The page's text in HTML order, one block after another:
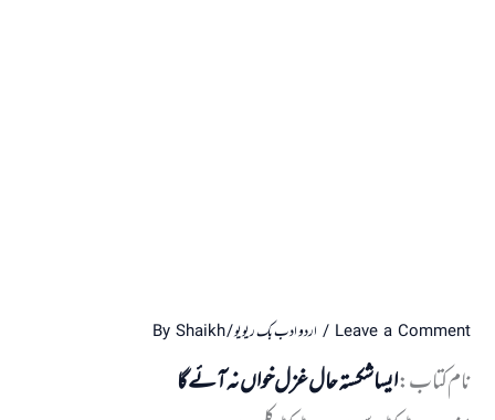
Leave a Comment
/ اردو ادب بک ریویو/ By
Shaikh
نام کتاب:ایسا شکستہ حال غزل خواں نہ آئے گا